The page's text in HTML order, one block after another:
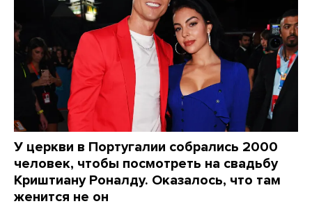
У церкви в Португалии собрались 2000
человек, чтобы посмотреть на свадьбу
Криштиану Роналду. Оказалось, что там
женится не он